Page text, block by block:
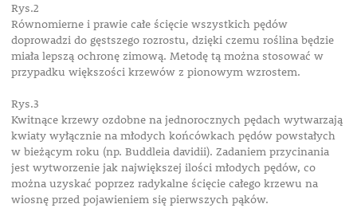
Rys.2
Równomierne i prawie całe ścięcie wszystkich pędów
doprowadzi do gęstszego rozrostu, dzięki czemu roślina będzie
miała lepszą ochronę zimową. Metodę tą można stosować w
przypadku większości krzewów z pionowym wzrostem.
Rys.3
Kwitnące krzewy ozdobne na jednorocznych pędach wytwarzają
kwiaty wyłącznie na młodych końcówkach pędów powstałych
w bieżącym roku (np. Buddleia davidii). Zadaniem przycinania
jest wytworzenie jak największej ilości młodych pędów, co
można uzyskać poprzez radykalne ścięcie całego krzewu na
wiosnę przed pojawieniem się pierwszych pąków.